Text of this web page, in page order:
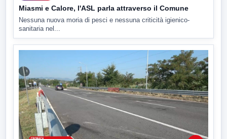
Miasmi e Calore, l'ASL parla attraverso il Comune
Nessuna nuova moria di pesci e nessuna criticità igienico-
sanitaria nel...